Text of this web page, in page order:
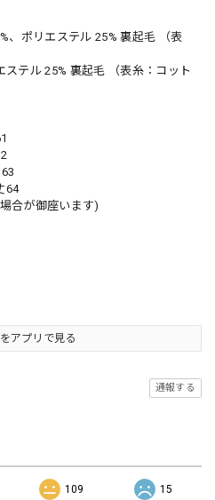
、ポリエステル 25% 裏起毛 （表
テル 25% 裏起毛 （表糸：コット
64
合が御座います)
アプリで見る
通報する
109 15